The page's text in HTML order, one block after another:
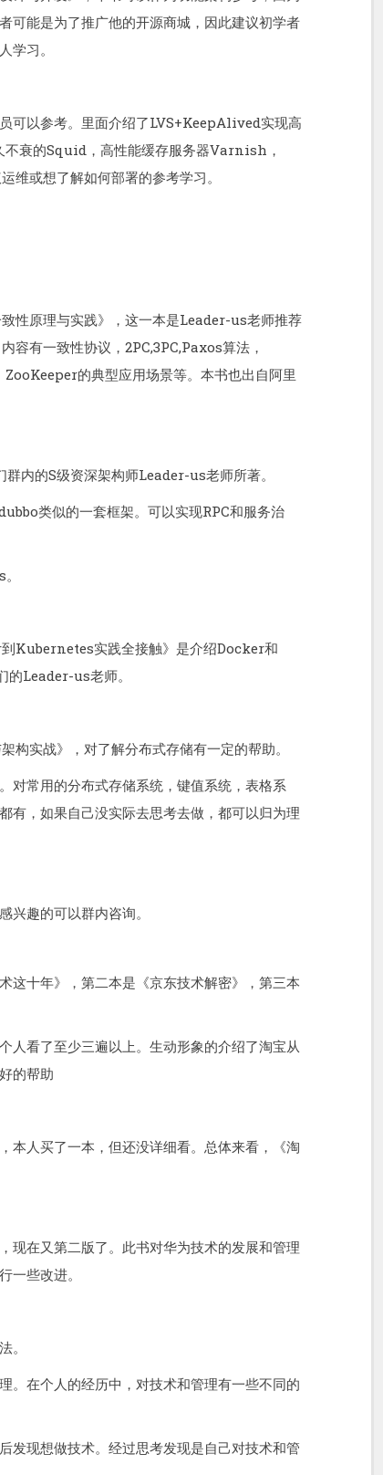
可能是为了推广他的开源商城，因此建议初学者
学习。
可以参考。里面介绍了LVS+KeepAlived实现高
衰的Squid，高性能缓存服务器Varnish，
或想了解如何部署的参考学习。
性原理与实践》，这一本是Leader-us老师推荐
容有一致性协议，2PC,3PC,Paxos算法，
的典型应用场景等。本书也出自阿里
内的S级资深架构师Leader-us老师所著。
类似的一套框架。可以实现RPC和服务治
Kubernetes实践全接触》是介绍Docker和
Leader-us老师。
构实战》，对了解分布式存储有一定的帮助。
对常用的分布式存储系统，键值系统，表格系
有，如果自己没实际去思考去做，都可以归为理
兴趣的可以群内咨询。
这十年》，第二本是《京东技术解密》，第三本
人看了至少三遍以上。生动形象的介绍了淘宝从
的帮助
本人买了一本，但还没详细看。总体来看，《淘
现在又第二版了。此书对华为技术的发展和管理
一些改进。
。
。在个人的经历中，对技术和管理有一些不同的
发现想做技术。经过思考发现是自己对技术和管